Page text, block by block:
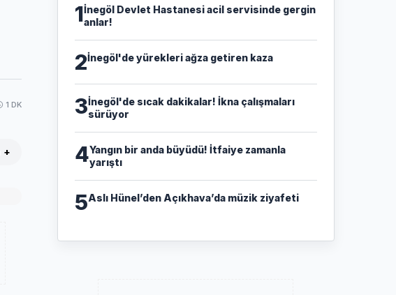
1 DK
+
1İnegöl Devlet Hastanesi acil servisinde gergin
anlar!
2İnegöl'de yürekleri ağza getiren kaza
3İnegöl'de sıcak dakikalar! İkna çalışmaları
sürüyor
4Yangın bir anda büyüdü! İtfaiye zamanla
yarıştı
5Aslı Hünel’den Açıkhava’da müzik ziyafeti